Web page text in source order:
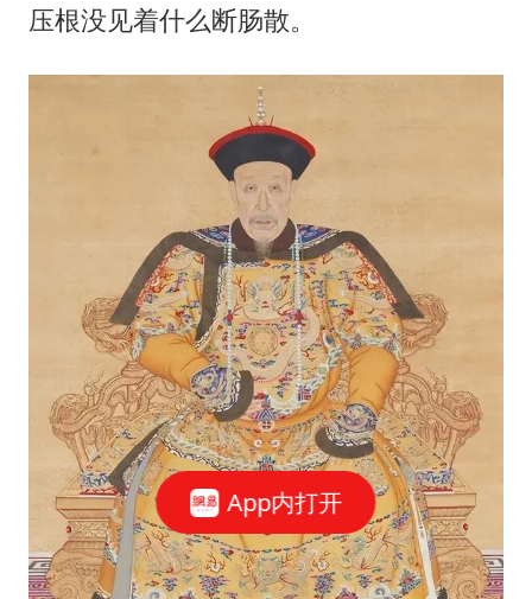
压根没见着什么断肠散。
App内打开